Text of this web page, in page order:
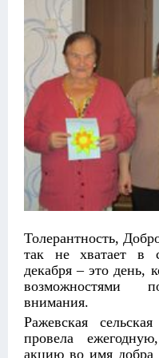
Толерантность,
так не хватает в
декабря – это день,
возможностями
внимания.
Ражевская
провела
акцию во имя добра